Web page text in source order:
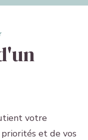
votre
et de vos